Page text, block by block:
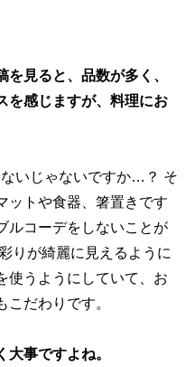
見ると、品数が多く、
を感じますが、料理にお
いじゃないですか…？ そ
ットや食器、箸置きです
ルコーデをしないことが
りが綺麗に見えるように
使うようにしていて、お
こだわりです。
事ですよね。